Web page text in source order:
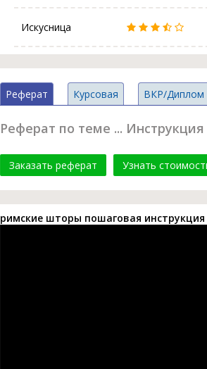
Искусница
Реферат Курсовая ВКР/Диплом
Реферат по теме ...
Заказать реферат Узнать
римские шторы пошаговая инструкция